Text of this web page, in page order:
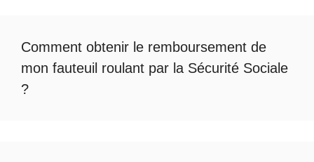
Comment obtenir le remboursement de
mon fauteuil roulant par la Sécurité Sociale
?